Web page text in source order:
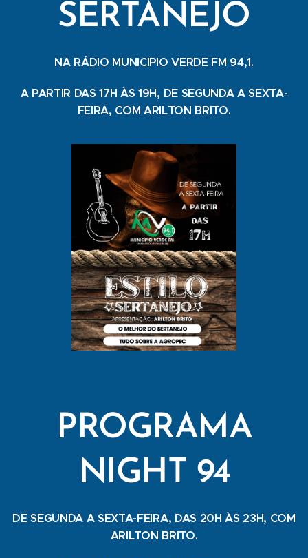
SERTANEJO
NA RÁDIO MUNICIPIO VERDE FM 94,1.
A PARTIR DAS 17H ÀS 19H, DE SEGUNDA A SEXTA-
FEIRA, COM ARILTON BRITO.
PROGRAMA
NIGHT 94
DE SEGUNDA A SEXTA-FEIRA, DAS 20H ÀS 23H, COM
ARILTON BRITO.